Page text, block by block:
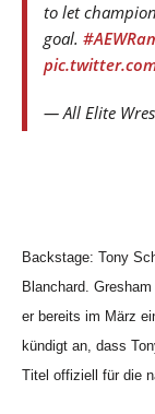
to let champion
goal.
— All Elite
Backstage: Tony
Blanchard.
er bereits im März
kündigt an, dass
Titel offiziell für die